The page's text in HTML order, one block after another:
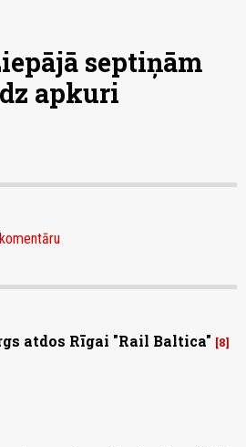
septiņām
apkuri
atdos Rīgai "Rail Baltica" 8